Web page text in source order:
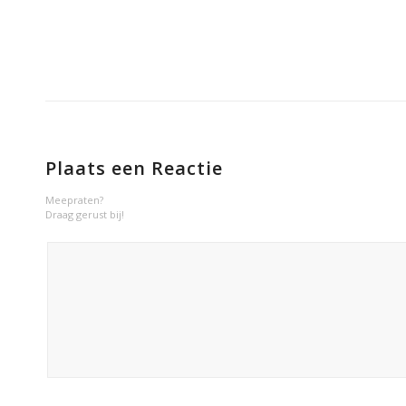
Plaats een Reactie
Meepraten?
Draag gerust bij!